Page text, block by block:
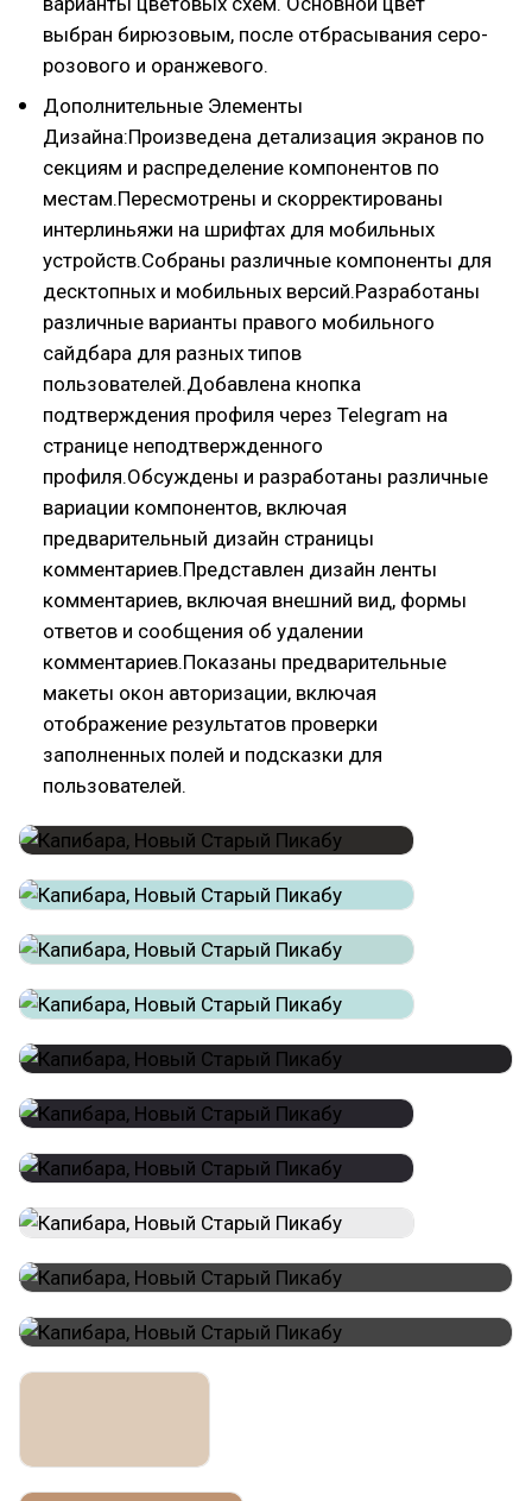
выбран бирюзовым, после отбрасывания серо-
розового и оранжевого.
Дополнительные Элементы
Дизайна:Произведена детализация экранов по
секциям и распределение компонентов по
местам.Пересмотрены и скорректированы
интерлиньяжи на шрифтах для мобильных
устройств.Собраны различные компоненты для
десктопных и мобильных версий.Разработаны
различные варианты правого мобильного
сайдбара для разных типов
пользователей.Добавлена кнопка
подтверждения профиля через Telegram на
странице неподтвержденного
профиля.Обсуждены и разработаны различные
вариации компонентов, включая
предварительный дизайн страницы
комментариев.Представлен дизайн ленты
комментариев, включая внешний вид, формы
ответов и сообщения об удалении
комментариев.Показаны предварительные
макеты окон авторизации, включая
отображение результатов проверки
заполненных полей и подсказки для
пользователей.